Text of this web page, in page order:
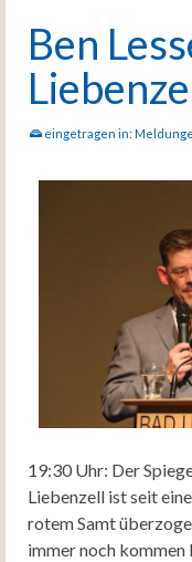
Ben
eingetragen in:
19:30 Uhr: Der
Liebenzell ist seit
rotem Samt
immer noch kommen